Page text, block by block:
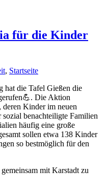
für die Kinder
, Startseite
hat die Tafel Gießen die
Die Aktion
Kinder im neuen
benachteiligte Familien
häufig eine große
sollen etwa 138 Kinder
so bestmöglich für den
mit Karstadt zu